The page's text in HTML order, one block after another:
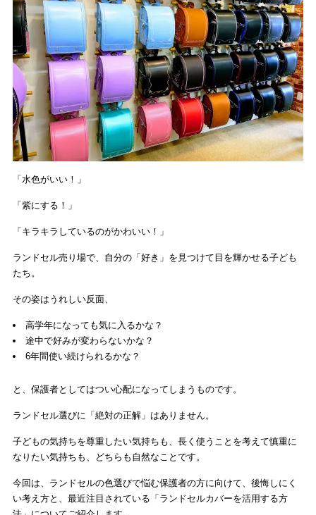
「水色がいい！」
「紫にする！」
「キラキラしているのがかわいい！」
ランドセル売り場で、自分の「好き」を見つけて目を輝かせる子ども
たち。
その姿はうれしい反面、
高学年になっても気に入るかな？
途中で好みが変わらないかな？
6年間使い続けられるかな？
と、保護者としてはつい心配になってしまうものです。
ランドセル選びに「絶対の正解」はありません。
子どもの気持ちを尊重したい気持ちも、長く使うことを考えて慎重に
なりたい気持ちも、どちらも自然なことです。
今回は、ランドセルの色選びで悩む保護者の方に向けて、後悔しにく
い考え方と、最近注目されている「ランドセルカバーを活用する方